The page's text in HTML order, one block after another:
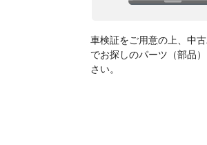
車検証をご用意の上、中
でお探しのパーツ（部品
さい。